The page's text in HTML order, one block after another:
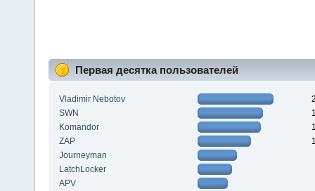
Первая десятка пользователей
Vladimir Nebotov
SWN
Komandor
ZAP
Journeyman
LatchLocker
APV